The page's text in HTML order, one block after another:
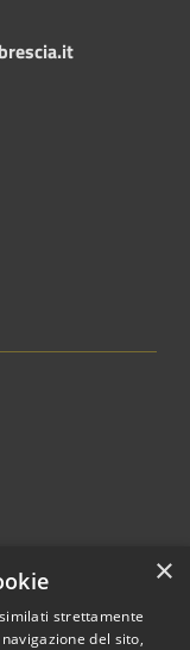
×
strettamente
del sito,